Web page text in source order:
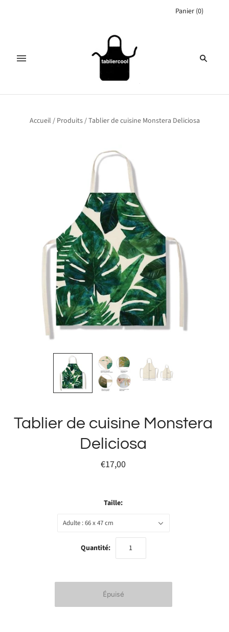
Panier (0)
Accueil / Produits/Tablier de cuisine Monstera Deliciosa
Tablier de cuisine Monstera
Deliciosa
€17,00
Taille:
Adulte : 66 x 47 cm
Quantité: